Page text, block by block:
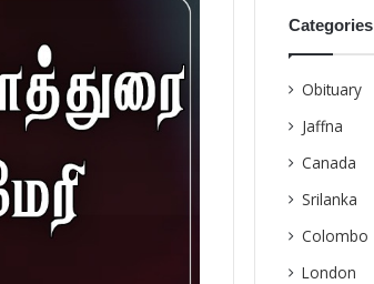
Categories
Obituary
Jaffna
Canada
Srilanka
Colombo
London